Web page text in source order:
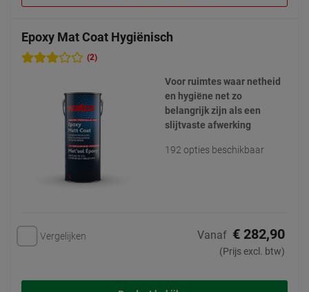
Epoxy Mat Coat Hygiënisch
(2)
Voor ruimtes waar netheid
en hygiëne net zo
belangrijk zijn als een
slijtvaste afwerking
192 opties beschikbaar
Vergelijken Vanaf € 282,90
(Prijs excl. btw)